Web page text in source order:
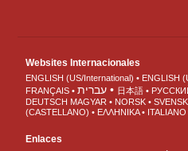
Websites Internacionales
ENGLISH (US/International) ENGLISH
FRANÇAIS
עברית 日本語
DEUTSCH MAGYAR NORSK
(CASTELLANO)
ΕΛΛΗΝΙΚA ITALIANO
Enlaces